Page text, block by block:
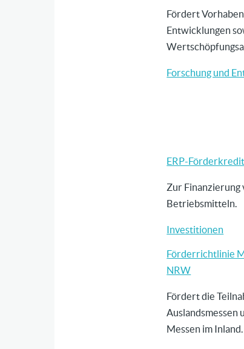
Fördert
Entwicklungen
Forschung und
ERP-
Zur Finanzierung
Betriebsmitteln.
Investitionen
Förderrichtlinie
NRW
Fördert die
Auslandsmessen
Messen im Inland.